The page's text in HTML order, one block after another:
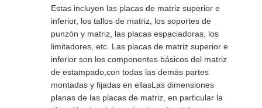
Estas incluyen las placas de matriz superior e
inferior, los tallos de matriz, los soportes de
punzón y matriz, las placas espaciadoras, los
limitadores, etc. Las placas de matriz superior e
inferior son los componentes básicos del matriz
de estampado,con todas las demás partes
montadas y fijadas en ellasLas dimensiones
planas de las placas de matriz, en particular la